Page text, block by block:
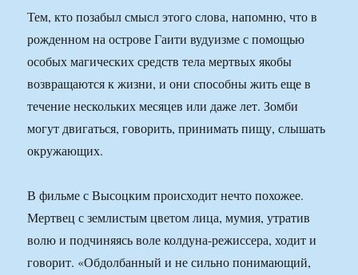
Тем, кто позабыл смысл этого слова, напомню, что в
рожденном на острове Гаити вудуизме с помощью
особых магических средств тела мертвых якобы
возвращаются к жизни, и они способны жить еще в
течение нескольких месяцев или даже лет. Зомби
могут двигаться, говорить, принимать пищу, слышать
окружающих.
В фильме с Высоцким происходит нечто похожее.
Мертвец с землистым цветом лица, мумия, утратив
волю и подчиняясь воле колдуна-режиссера, ходит и
говорит. «Обдолбанный и не сильно понимающий,